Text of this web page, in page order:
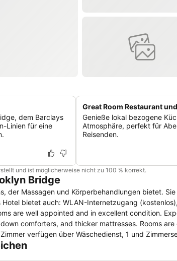
dem Barclays
Linien für eine
Great Room Restaurant
Genieße lokal bezogene
Atmosphäre, perfekt für
Reisenden.
und ist möglicherweise nicht zu 100 % korrekt.
Bridge
der Massagen und Körperbehandlungen bietet.
Hotel bietet auch: WLAN-Internetzugang
are well appointed and in excellent condition.
comforters, and thicker mattresses. Rooms
verfügen über Wäschedienst, 1 und
you book a stay at the New York Marriott at the